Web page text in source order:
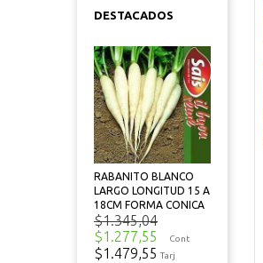
DESTACADOS
RABANITO BLANCO
LARGO LONGITUD 15 A
18CM FORMA CONICA
$1.345,04
$1.277,55
Cont
$1.479,55 Tarj